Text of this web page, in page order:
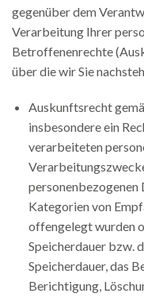
gegenüber dem
Verarbeitung Ihrer
Betroffenenrechte
über die wir Sie
Auskunftsrecht
insbesondere ein
verarbeiteten
personenbezogenen
Kategorien von
offengelegt wurden
Speicherdauer bzw.
Speicherdauer, das
Berichtigung,